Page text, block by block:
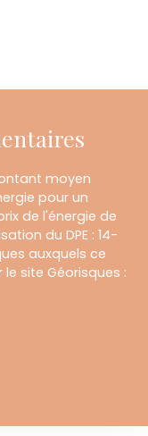
moyen
pour un
de l'énergie de
du DPE : 14-
auxquels ce
site Géorisques :